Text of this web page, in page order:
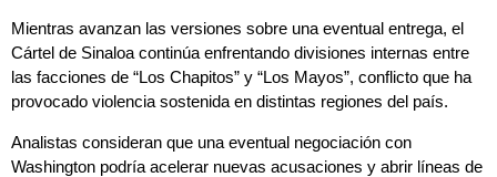
Mientras avanzan las versiones sobre una eventual entrega, el
Cártel de Sinaloa continúa enfrentando divisiones internas entre
las facciones de “Los Chapitos” y “Los Mayos”, conflicto que ha
provocado violencia sostenida en distintas regiones del país.
Analistas consideran que una eventual negociación con
Washington podría acelerar nuevas acusaciones y abrir líneas de